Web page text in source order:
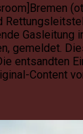
Gasleitung
gemeldet.
entsandten
Content